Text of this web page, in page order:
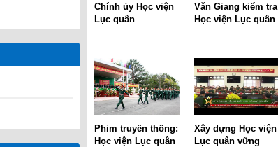
Chính ủy Học viện
Lục quân
Văn Giang kiểm tra
Học viện Lục quân
Phim truyền thống:
Học viện Lục quân
Xây dựng Học viện
Lục quân vững